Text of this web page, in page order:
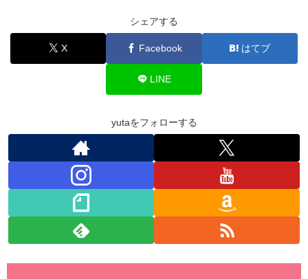
e
b
er
e
dI
at
s
A
p
p
ck
et
シェアする
X Facebook はてブ
LINE
yutaをフォローする